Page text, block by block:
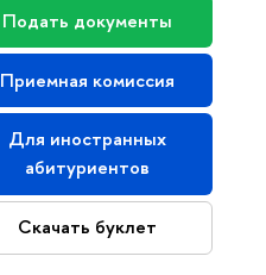
Подать документы
Приемная комиссия
Для иностранных
абитуриентов
Скачать буклет